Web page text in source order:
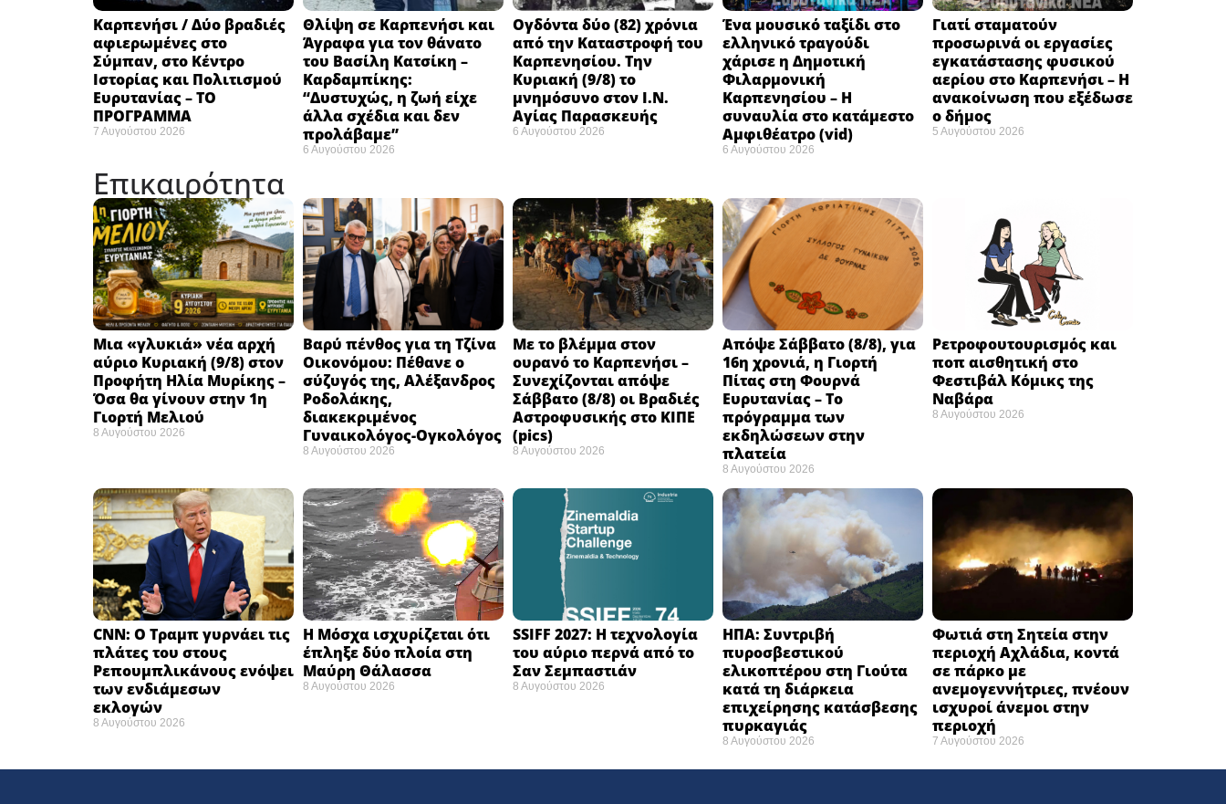
Καρπενήσι / Δύο βραδιές
αφιερωμένες στο
Σύμπαν, στο Κέντρο
Ιστορίας και Πολιτισμού
Ευρυτανίας – ΤΟ
ΠΡΟΓΡΑΜΜΑ
7 Αυγούστου 2026
Θλίψη σε Καρπενήσι και
Άγραφα για τον θάνατο
του Βασίλη Κατσίκη –
Καρδαμπίκης:
“Δυστυχώς, η ζωή είχε
άλλα σχέδια και δεν
προλάβαμε”
6 Αυγούστου 2026
Ογδόντα δύο (82) χρόνια
από την Καταστροφή του
Καρπενησίου. Την
Κυριακή (9/8) το
μνημόσυνο στον Ι.Ν.
Αγίας Παρασκευής
6 Αυγούστου 2026
Ένα μουσικό ταξίδι στο
ελληνικό τραγούδι
χάρισε η Δημοτική
Φιλαρμονική
Καρπενησίου – Η
συναυλία στο κατάμεστο
Αμφιθέατρο (vid)
6 Αυγούστου 2026
Γιατί σταματούν
προσωρινά οι εργασίες
εγκατάστασης φυσικού
αερίου στο Καρπενήσι – Η
ανακοίνωση που εξέδωσε
ο δήμος
5 Αυγούστου 2026
Επικαιρότητα
Μια «γλυκιά» νέα αρχή
αύριο Κυριακή (9/8) στον
Προφήτη Ηλία Μυρίκης –
Όσα θα γίνουν στην 1η
Γιορτή Μελιού
8 Αυγούστου 2026
Βαρύ πένθος για τη Τζίνα
Οικονόμου: Πέθανε ο
σύζυγός της, Αλέξανδρος
Ροδολάκης,
διακεκριμένος
Γυναικολόγος-Ογκολόγος
8 Αυγούστου 2026
Με το βλέμμα στον
ουρανό το Καρπενήσι –
Συνεχίζονται απόψε
Σάββατο (8/8) οι Βραδιές
Αστροφυσικής στο ΚΙΠΕ
(pics)
8 Αυγούστου 2026
Απόψε Σάββατο (8/8), για
16η χρονιά, η Γιορτή
Πίτας στη Φουρνά
Ευρυτανίας – Το
πρόγραμμα των
εκδηλώσεων στην
πλατεία
8 Αυγούστου 2026
Ρετροφουτουρισμός και
ποπ αισθητική στο
Φεστιβάλ Κόμικς της
Ναβάρα ​
8 Αυγούστου 2026
CNN: Ο Τραμπ γυρνάει τις
πλάτες του στους
Ρεπουμπλικάνους ενόψει
των ενδιάμεσων
εκλογών ​
8 Αυγούστου 2026
Η Μόσχα ισχυρίζεται ότι
έπληξε δύο πλοία στη
Μαύρη Θάλασσα ​
8 Αυγούστου 2026
SSIFF 2027: Η τεχνολογία
του αύριο περνά από το
Σαν Σεμπαστιάν ​
8 Αυγούστου 2026
ΗΠΑ: Συντριβή
πυροσβεστικού
ελικοπτέρου στη Γιούτα
κατά τη διάρκεια
επιχείρησης κατάσβεσης
πυρκαγιάς ​
8 Αυγούστου 2026
Φωτιά στη Σητεία στην
περιοχή Αχλάδια, κοντά
σε πάρκο με
ανεμογεννήτριες, πνέουν
ισχυροί άνεμοι στην
περιοχή
7 Αυγούστου 2026